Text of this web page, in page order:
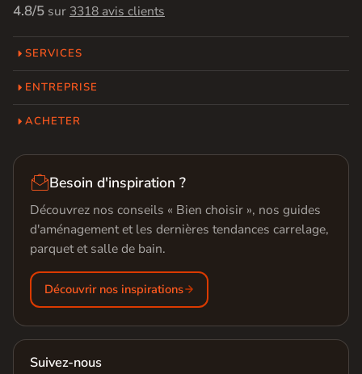
4.8/5 sur 3318 avis clients
SERVICES
ENTREPRISE
ACHETER
Besoin d'inspiration ?
Découvrez nos conseils « Bien choisir », nos guides
d'aménagement et les dernières tendances carrelage,
parquet et salle de bain.
Découvrir nos inspirations
Suivez-nous